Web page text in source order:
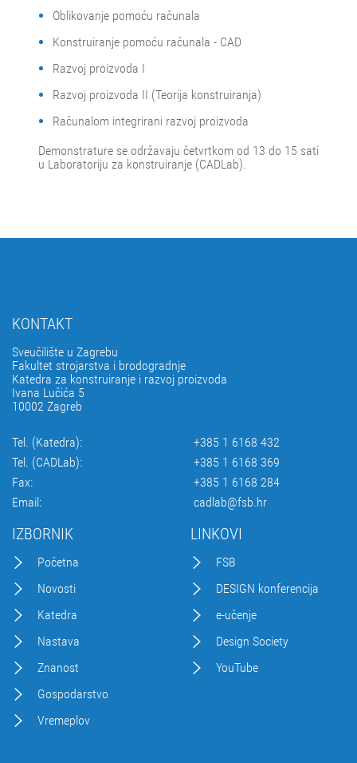
Oblikovanje pomoću računala
Konstruiranje pomoću računala - CAD
Razvoj proizvoda I
Razvoj proizvoda II (Teorija konstruiranja)
Računalom integrirani razvoj proizvoda
Demonstrature se održavaju četvrtkom od 13 do 15 sati
u Laboratoriju za konstruiranje (CADLab).
KONTAKT
Sveučilište u Zagrebu
Fakultet strojarstva i brodogradnje
Katedra za konstruiranje i razvoj proizvoda
Ivana Lučića 5
10002 Zagreb
Tel. (Katedra):
+385 1 6168 432
Tel. (CADLab):
+385 1 6168 369
Fax:
+385 1 6168 284
Email:
cadlab@fsb.hr
IZBORNIK
Početna
Novosti
Katedra
Nastava
Znanost
Gospodarstvo
Vremeplov
LINKOVI
FSB
DESIGN konferencija
e-učenje
Design Society
YouTube